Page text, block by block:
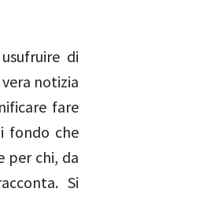
di
notizia
fare
fondo che
per chi, da
Si